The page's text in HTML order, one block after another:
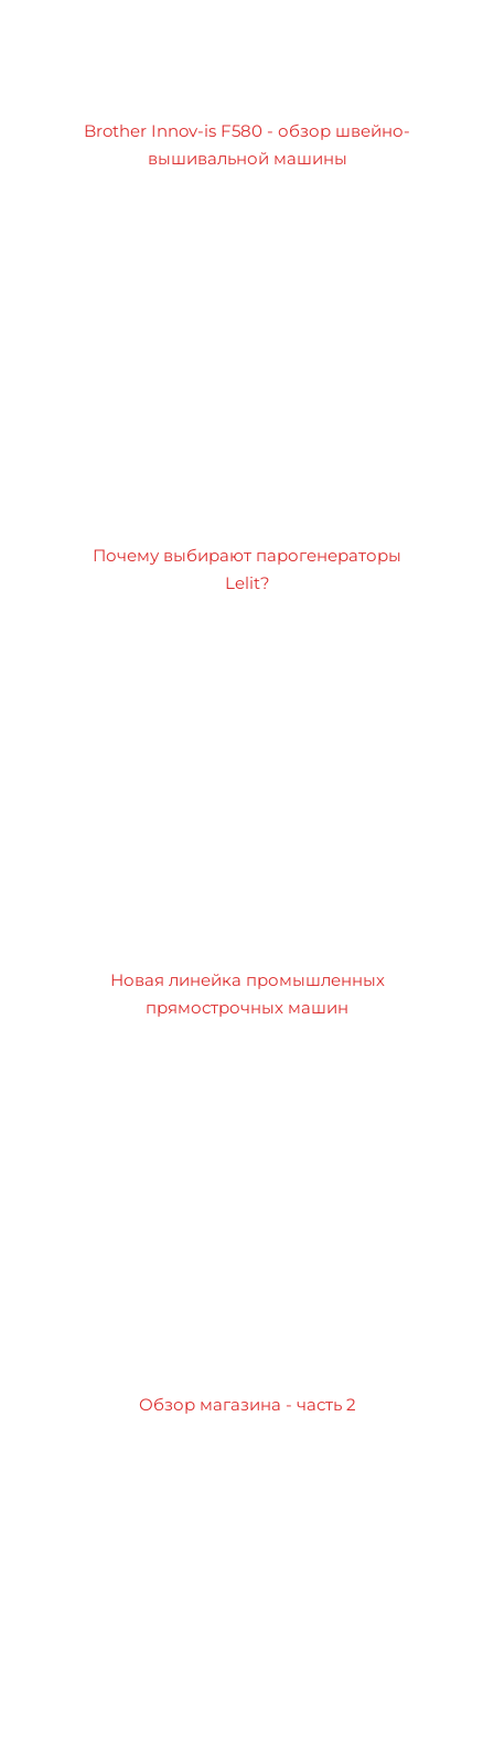
Brother Innov-is F580 - обзор швейно-
вышивальной машины
Почему выбирают парогенераторы
Lelit?
Новая линейка промышленных
прямострочных машин
Обзор магазина - часть 2